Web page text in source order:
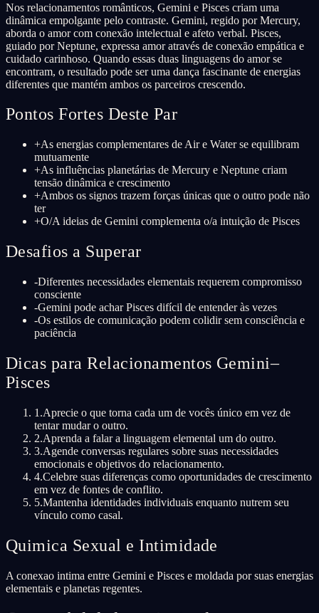
Nos relacionamentos românticos, Gemini e Pisces criam uma
dinâmica empolgante pelo contraste. Gemini, regido por Mercury,
aborda o amor com conexão intelectual e afeto verbal. Pisces,
guiado por Neptune, expressa amor através de conexão empática e
cuidado carinhoso. Quando essas duas linguagens do amor se
encontram, o resultado pode ser uma dança fascinante de energias
diferentes que mantém ambos os parceiros crescendo.
Pontos Fortes Deste Par
+As energias complementares de Air e Water se equilibram
mutuamente
+As influências planetárias de Mercury e Neptune criam
tensão dinâmica e crescimento
+Ambos os signos trazem forças únicas que o outro pode não
ter
+O/A ideias de Gemini complementa o/a intuição de Pisces
Desafios a Superar
-Diferentes necessidades elementais requerem compromisso
consciente
-Gemini pode achar Pisces difícil de entender às vezes
-Os estilos de comunicação podem colidir sem consciência e
paciência
Dicas para Relacionamentos Gemini–
Pisces
1 .Aprecie o que torna cada um de vocês único em vez de
tentar mudar o outro.
2.Aprenda a falar a linguagem elemental um do outro.
3.Agende conversas regulares sobre suas necessidades
emocionais e objetivos do relacionamento.
4.Celebre suas diferenças como oportunidades de crescimento
em vez de fontes de conflito.
5.Mantenha identidades individuais enquanto nutrem seu
vínculo como casal.
Quimica Sexual e Intimidade
A conexao intima entre Gemini e Pisces e moldada por suas energias
elementais e planetas regentes.